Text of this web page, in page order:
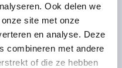
Ook delen we
site met onze
en analyse. Deze
combineren met andere
of die ze hebben
uitgebreide
uitgegeven